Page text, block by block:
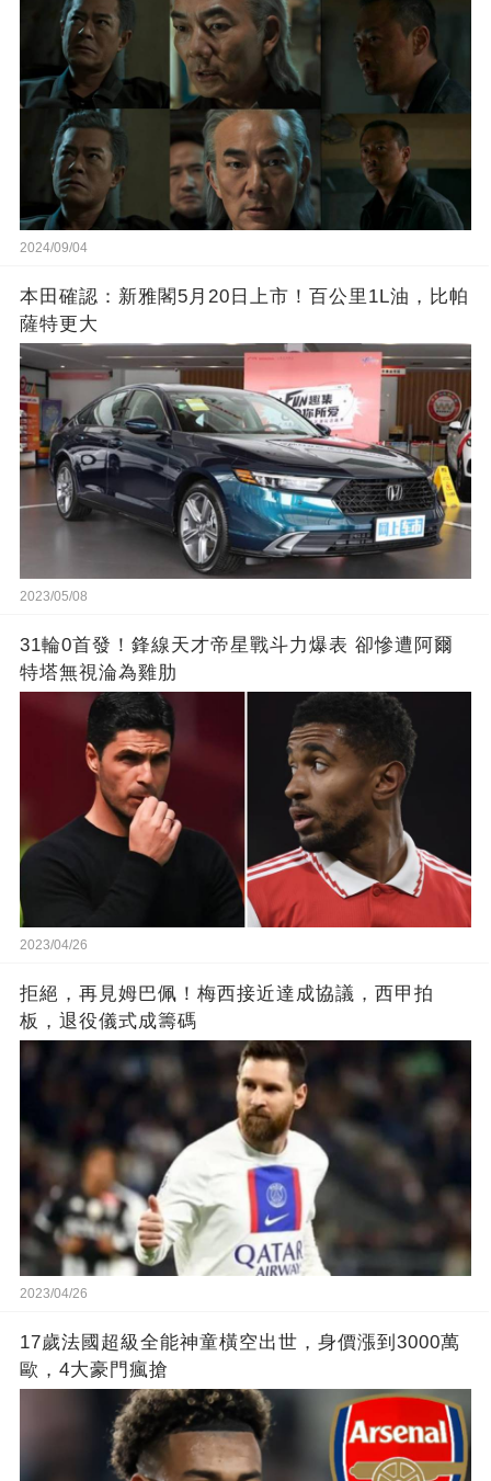
2024/09/04
本田確認：新雅閣5月20日上市！百公里1L油，比帕
薩特更大
2023/05/08
31輪0首發！鋒線天才帝星戰斗力爆表 卻慘遭阿爾
特塔無視淪為雞肋
2023/04/26
拒絕，再見姆巴佩！梅西接近達成協議，西甲拍
板，退役儀式成籌碼
2023/04/26
17歲法國超級全能神童橫空出世，身價漲到3000萬
歐，4大豪門瘋搶